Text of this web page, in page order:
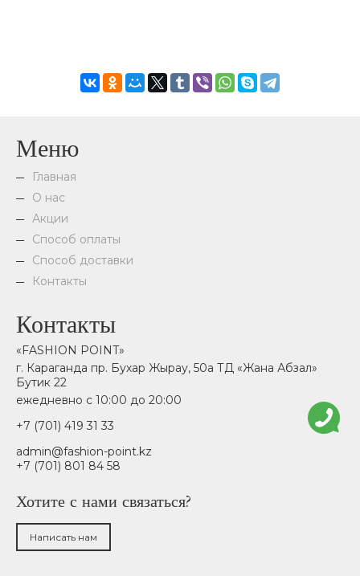
Меню
Главная
О нас
Акции
Способ оплаты
Способ доставки
Контакты
Контакты
«FASHION POINT»
г. Караганда пр. Бухар Жырау, 50а ТД «Жана Абзал»
Бутик 22
ежедневно с 10:00 до 20:00
+7 (701) 419 31 33
admin@fashion-point.kz
+7 (701) 801 84 58
Хотите с нами связаться?
Написать нам